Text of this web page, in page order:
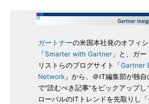
ガートナーの米国本社発のオフィ
「Smarter with Gartner」と、ガー
リストらのブログサイト「Gartner
Network」から、＠IT編集部が独自
で“読むべき記事”をピックアップ
ローバルのITトレンドを先取りし